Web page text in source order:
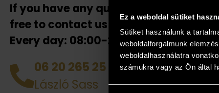
Ez a weboldal sütiket
Sütiket használunk a
weboldalforgalmunk
weboldalhasználatra
számukra vagy az Ön által
If you have any questions, feel
free to contact us!
Every day: 08:00-20:00!
06 20 265 25 49
László Sass
our
also
your
you!